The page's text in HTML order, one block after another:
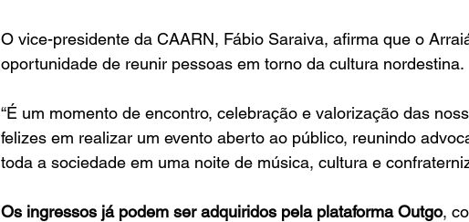
O vice-presidente da CAARN, Fábio Saraiva, afirma que o
oportunidade de reunir pessoas em torno da cultura nordestina.
“É um momento de encontro, celebração e valorização das
felizes em realizar um evento aberto ao público, reunindo
toda a sociedade em uma noite de música, cultura e
Os ingressos já podem ser adquiridos pela plataforma Outgo,